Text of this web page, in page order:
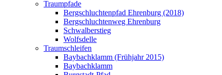
Traumpfade
Bergschluchtenpfad Ehrenburg (2018)
Bergschluchtenweg Ehrenburg
Schwalberstieg
Wolfsdelle
Traumschleifen
Baybachklamm (Frühjahr 2015)
Baybachklamm